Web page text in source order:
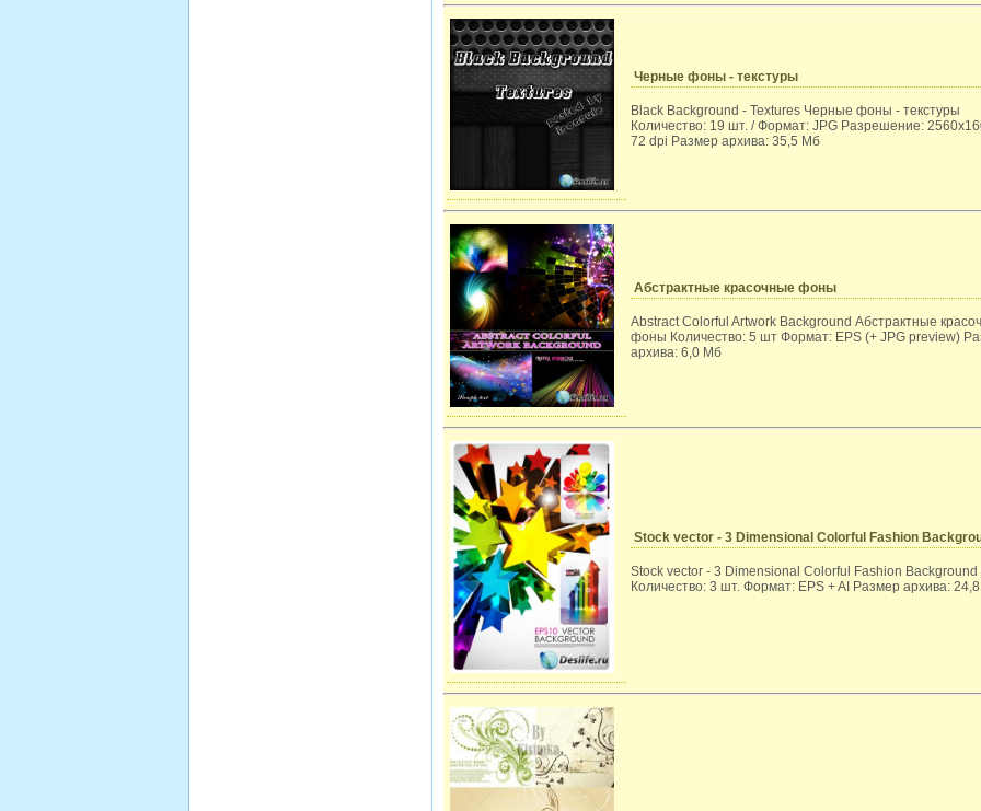
Черные фоны - текстуры
Black Background - Textures Черные фоны - текстуры
Количество: 19 шт. / Формат: JPG Разрешение:
72 dpi Размер архива: 35,5 Мб
Абстрактные красочные фоны
Abstract Colorful Artwork Background Абстрактные
фоны Количество: 5 шт Формат: EPS (+ JPG preview)
архива: 6,0 Мб
Stock vector - 3 Dimensional Colorful Fashion
Stock vector - 3 Dimensional Colorful Fashion Background
Количество: 3 шт. Формат: EPS + AI Размер архива: